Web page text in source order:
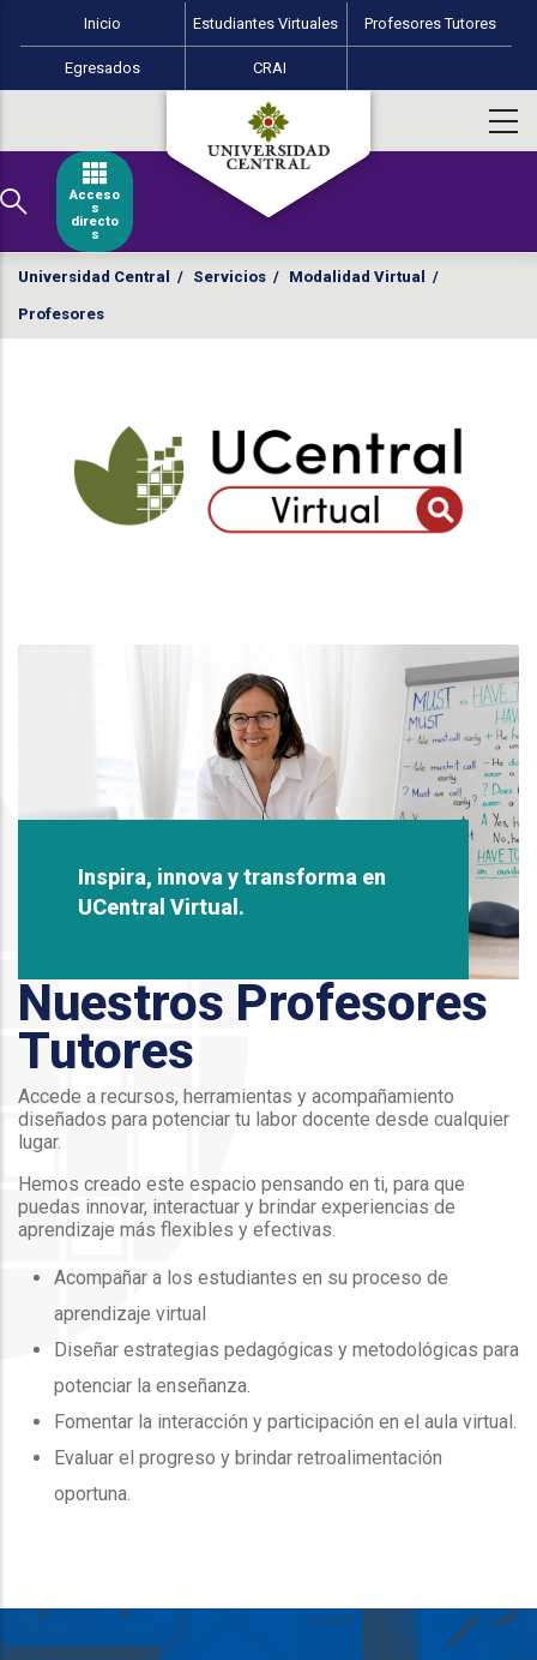
Pasar al contenido principal
Menú perfiles Educación Virtual
Inicio Estudiantes Virtuales Profesores Tutores
Egresados CRAI
Acceso
s
directo
s
Universidad Central / Servicios / Modalidad Virtual /
Profesores
Inspira, innova y transforma en
UCentral Virtual.
Nuestros Profesores
Tutores
Accede a recursos, herramientas y acompañamiento
diseñados para potenciar tu labor docente desde cualquier
lugar.
Hemos creado este espacio pensando en ti, para que
puedas innovar, interactuar y brindar experiencias de
aprendizaje más flexibles y efectivas.
Acompañar a los estudiantes en su proceso de
aprendizaje virtual
Diseñar estrategias pedagógicas y metodológicas para
potenciar la enseñanza.
Fomentar la interacción y participación en el aula virtual.
Evaluar el progreso y brindar retroalimentación
oportuna.